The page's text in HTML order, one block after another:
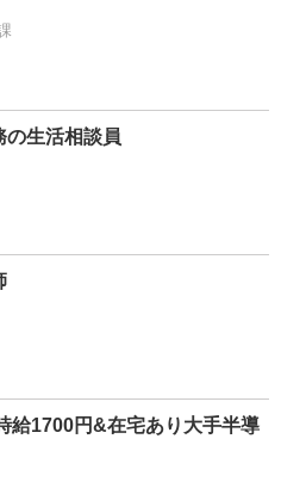
の生活相談員
給1700円&在宅あり大手半導